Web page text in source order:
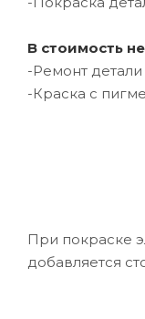
В стоимость
-Ремонт
-Краска с
При покраске
добавляется